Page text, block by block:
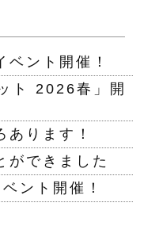
ント開催！
ト 2026春」開
ります！
ができました
ント開催！